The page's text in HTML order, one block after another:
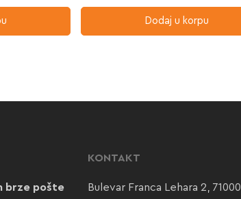
Dodaj u korpu
brze pošte
KONTAKT
Bulevar Franca Lehara 2, 71000